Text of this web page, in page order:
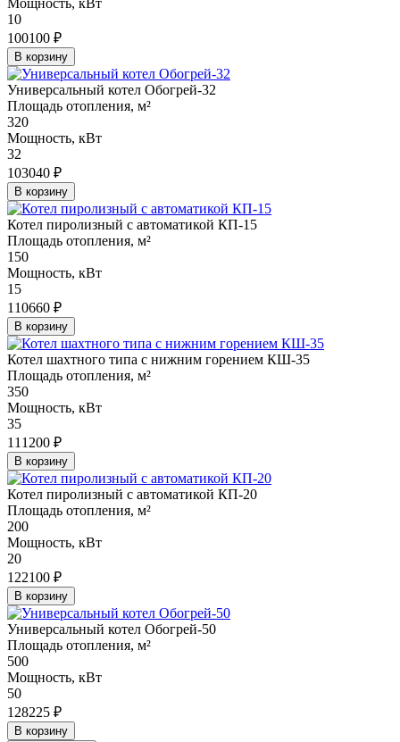
Мощность, кВт
10
100100 ₽
В корзину
Универсальный котел Обогрей-32
Площадь отопления, м²
320
Мощность, кВт
32
103040 ₽
В корзину
Котел пиролизный с автоматикой КП-15
Площадь отопления, м²
150
Мощность, кВт
15
110660 ₽
В корзину
Котел шахтного типа с нижним горением КШ-35
Площадь отопления, м²
350
Мощность, кВт
35
111200 ₽
В корзину
Котел пиролизный с автоматикой КП-20
Площадь отопления, м²
200
Мощность, кВт
20
122100 ₽
В корзину
Универсальный котел Обогрей-50
Площадь отопления, м²
500
Мощность, кВт
50
128225 ₽
В корзину